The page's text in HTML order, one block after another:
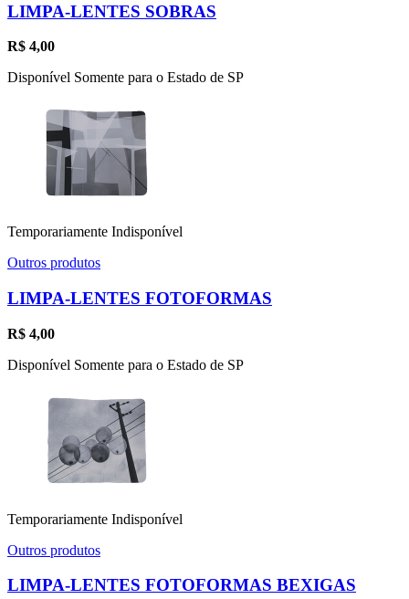
LIMPA-LENTES SOBRAS
R$ 4,00
Disponível Somente para o Estado de SP
Temporariamente Indisponível
Outros produtos
LIMPA-LENTES FOTOFORMAS
R$ 4,00
Disponível Somente para o Estado de SP
Temporariamente Indisponível
Outros produtos
LIMPA-LENTES FOTOFORMAS BEXIGAS